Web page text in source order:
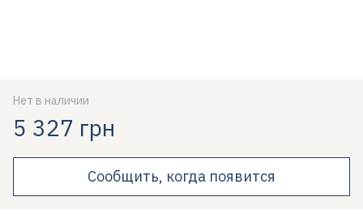
Нет в наличии
5 327 грн
Сообщить, когда появится